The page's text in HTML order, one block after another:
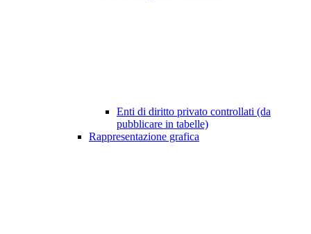
Enti di diritto privato controllati (da
pubblicare in tabelle)
Rappresentazione grafica